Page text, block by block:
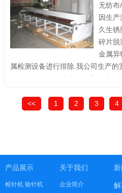
无纺布
因生
久生锈
碎片脱
金属异
属检测设备进行排除.我公司生产
<< 1 2 3 4
产品展示
检针机 验针机
关于我们
企业简介